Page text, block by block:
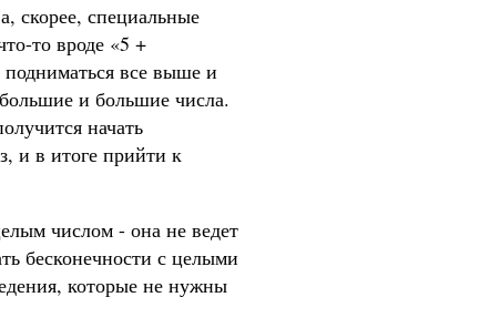
скорее, специальные
то вроде «5 +
подниматься все выше и
и большие числа.
начать
и в итоге прийти к
числом - она не ведет
бесконечности с целыми
которые не нужны